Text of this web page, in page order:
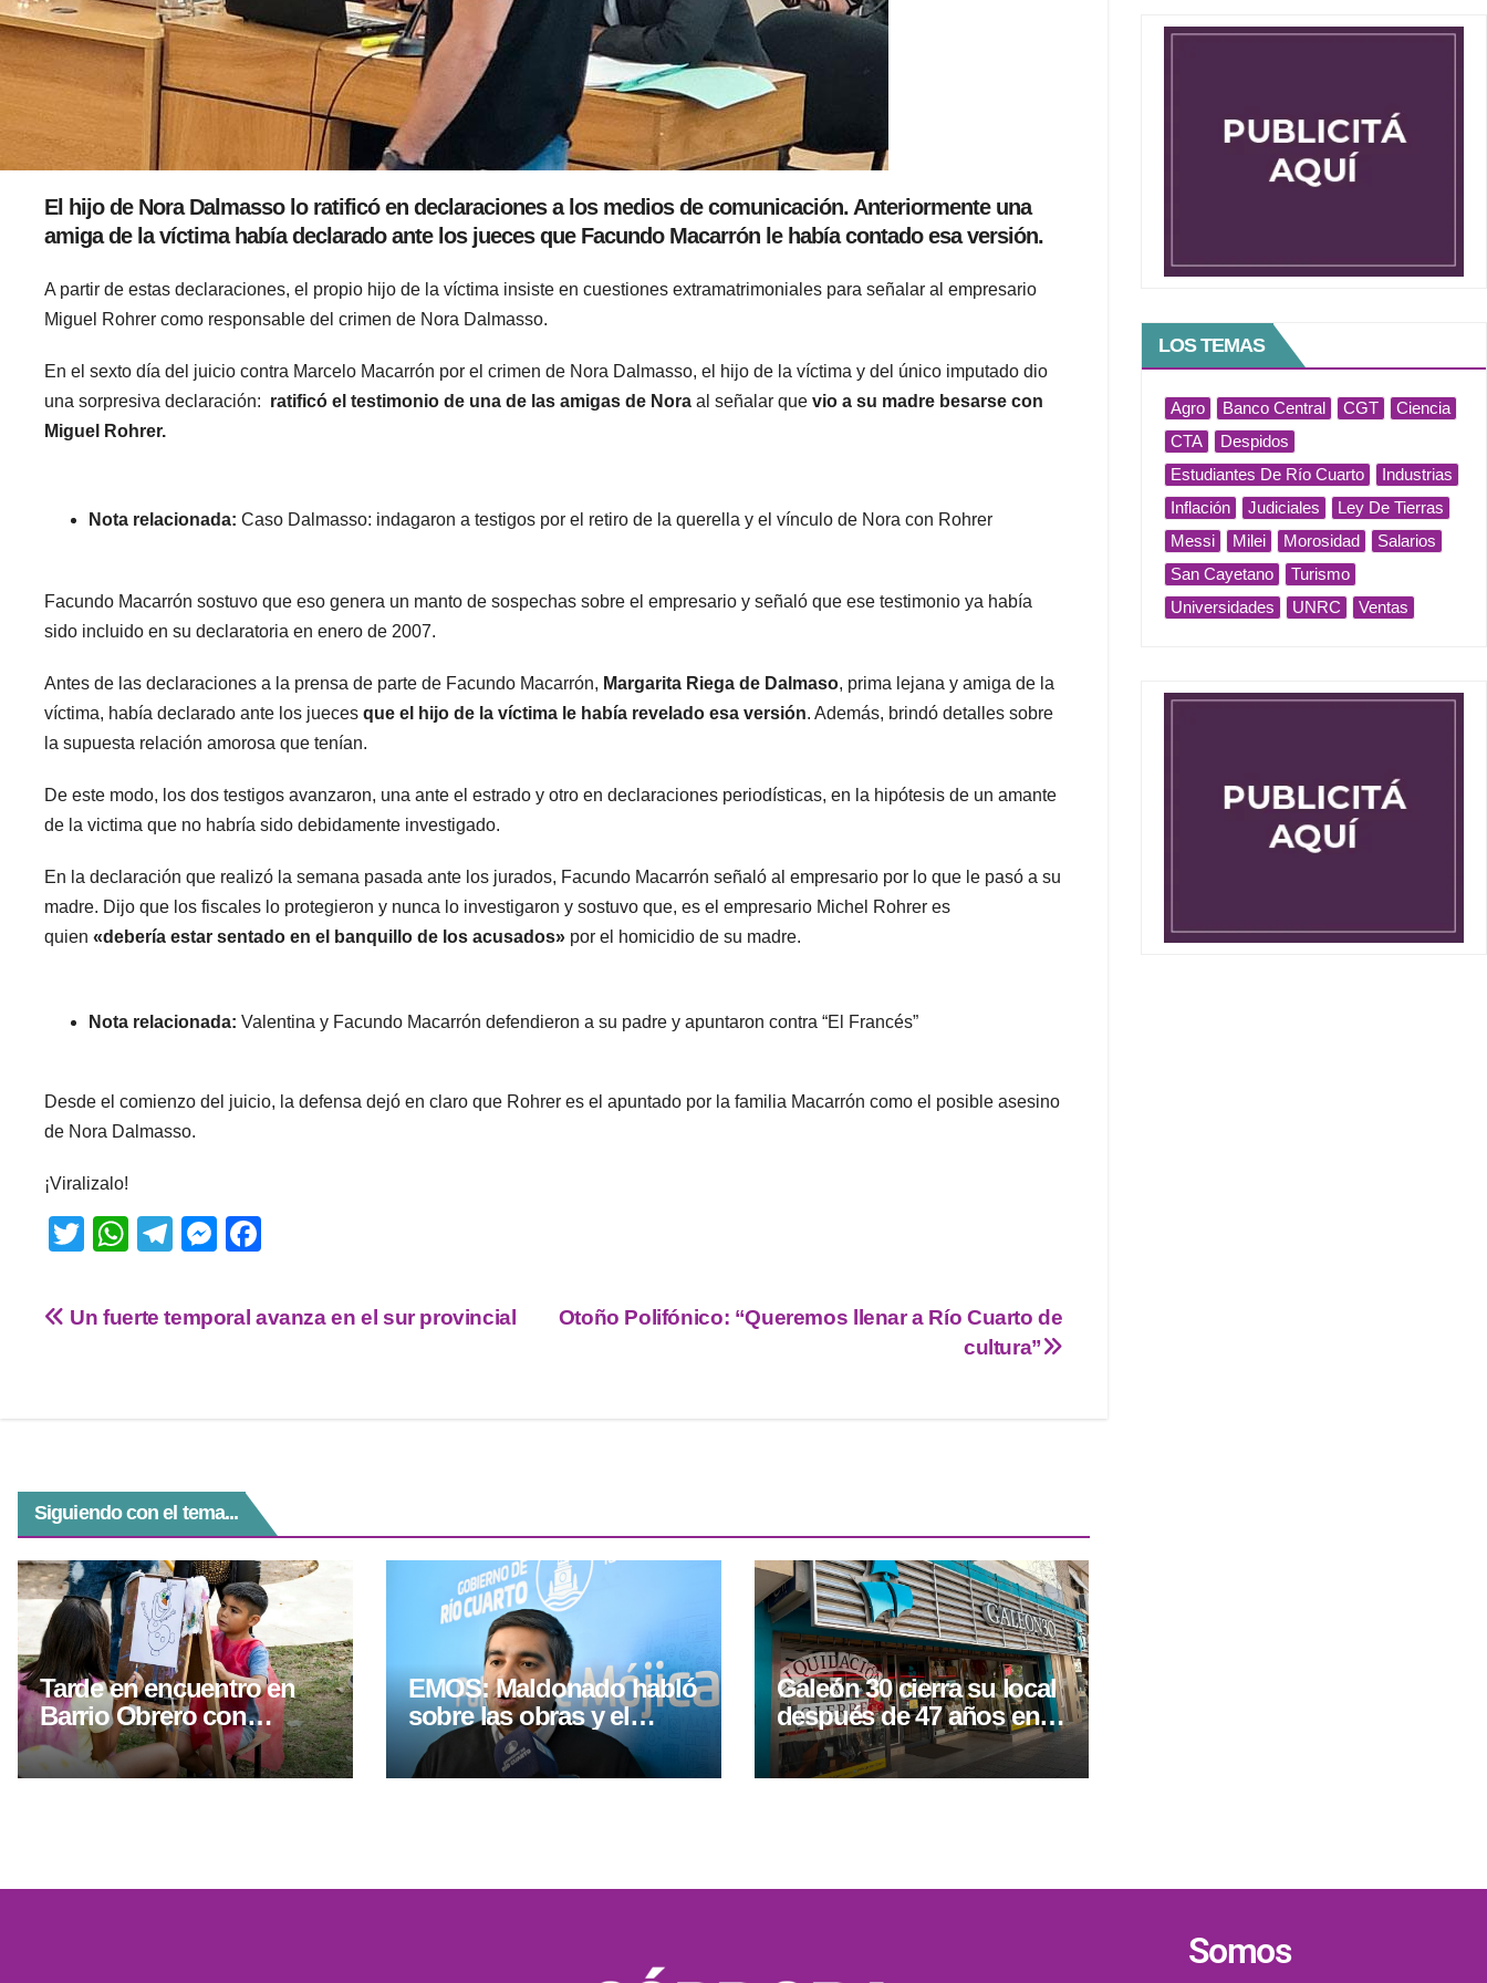
El hijo de Nora Dalmasso lo ratificó en declaraciones a los medios de comunicación. Anteriormente una
amiga de la víctima había declarado ante los jueces que Facundo Macarrón le había contado esa versión.
A partir de estas declaraciones, el propio hijo de la víctima insiste en cuestiones extramatrimoniales para señalar al empresario
Miguel Rohrer como responsable del crimen de Nora Dalmasso.
En el sexto día del juicio contra Marcelo Macarrón por el crimen de Nora Dalmasso, el hijo de la víctima y del único imputado dio
una sorpresiva declaración: ratificó el testimonio de una de las amigas de Nora al señalar que vio a su madre besarse con
Miguel Rohrer.
Nota relacionada: Caso Dalmasso: indagaron a testigos por el retiro de la querella y el vínculo de Nora con Rohrer
Facundo Macarrón sostuvo que eso genera un manto de sospechas sobre el empresario y señaló que ese testimonio ya había
sido incluido en su declaratoria en enero de 2007.
Antes de las declaraciones a la prensa de parte de Facundo Macarrón, Margarita Riega de Dalmaso, prima lejana y amiga de la
víctima, había declarado ante los jueces que el hijo de la víctima le había revelado esa versión. Además, brindó detalles sobre
la supuesta relación amorosa que tenían.
De este modo, los dos testigos avanzaron, una ante el estrado y otro en declaraciones periodísticas, en la hipótesis de un amante
de la victima que no habría sido debidamente investigado.
En la declaración que realizó la semana pasada ante los jurados, Facundo Macarrón señaló al empresario por lo que le pasó a su
madre. Dijo que los fiscales lo protegieron y nunca lo investigaron y sostuvo que, es el empresario Michel Rohrer es
quien «debería estar sentado en el banquillo de los acusados» por el homicidio de su madre.
Nota relacionada: Valentina y Facundo Macarrón defendieron a su padre y apuntaron contra “El Francés”
Desde el comienzo del juicio, la defensa dejó en claro que Rohrer es el apuntado por la familia Macarrón como el posible asesino
de Nora Dalmasso.
¡Viralizalo!
T
tt
W
at
T
e
gr
M
ss c
Otoño Polifónico: “Queremos llenar a Río Cuarto de
cultura”
Un fuerte temporal avanza en el sur provincial
Siguiendo con el tema...
Tarde en encuentro en
Barrio Obrero con
actividades deportivas y
culturales
EMOS: Maldonado habló
sobre las obras y el
recambio de cañerías en
Río Cuarto
Galeón 30 cierra su local
después de 47 años en
Río Cuarto
LOS TEMAS
Agro Banco Central CGT
Ciencia
CTA
Despidos
Estudiantes De Río Cuarto
Industrias
Inflación
Judiciales
Ley De Tierras
Messi
Milei Morosidad
Salarios
San Cayetano
Turismo
Universidades
UNRC Ventas
Somos